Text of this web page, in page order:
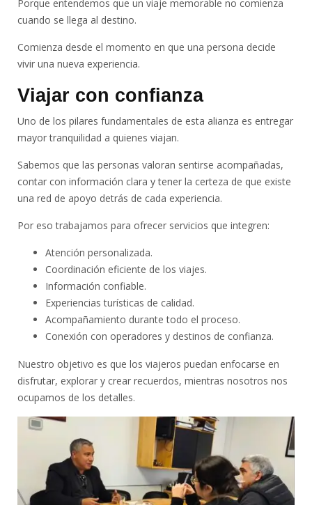
Porque entendemos que un viaje memorable no comienza
cuando se llega al destino.
Comienza desde el momento en que una persona decide
vivir una nueva experiencia.
Viajar con confianza
Uno de los pilares fundamentales de esta alianza es entregar
mayor tranquilidad a quienes viajan.
Sabemos que las personas valoran sentirse acompañadas,
contar con información clara y tener la certeza de que existe
una red de apoyo detrás de cada experiencia.
Por eso trabajamos para ofrecer servicios que integren:
Atención personalizada.
Coordinación eficiente de los viajes.
Información confiable.
Experiencias turísticas de calidad.
Acompañamiento durante todo el proceso.
Conexión con operadores y destinos de confianza.
Nuestro objetivo es que los viajeros puedan enfocarse en
disfrutar, explorar y crear recuerdos, mientras nosotros nos
ocupamos de los detalles.